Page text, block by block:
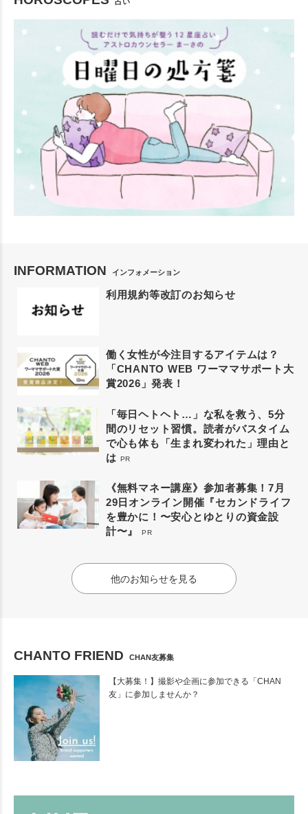
INFORMATION インフォメーション
利用規約等改訂のお知らせ
働く女性が今注目するアイテムは？
「CHANTO WEB ワーママサポート大
賞2026」発表！
「毎日ヘトヘト…」な私を救う、5分
間のリセット習慣。読者がバスタイム
で心も体も「生まれ変われた」理由と
は PR
《無料マネー講座》参加者募集！7月
29日オンライン開催『セカンドライフ
を豊かに！〜安心とゆとりの資金設
計〜』
PR
他のお知らせを見る
CHANTO FRIEND CHAN友募集
【大募集！】撮影や企画に参加できる「CHAN
友」に参加しませんか？